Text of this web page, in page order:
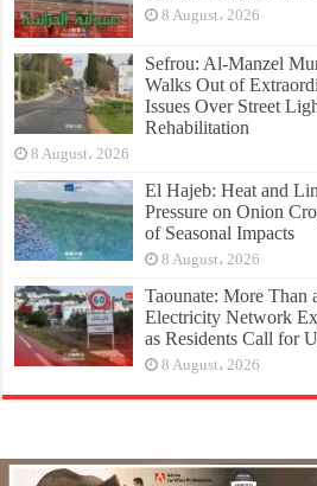
8 August، 2026
Sefrou: Al-Manzel
Walks Out of
Issues Over Street
Rehabilitation
8 August، 2026
El Hajeb: Heat and
Pressure on Onion
of Seasonal Impacts
8 August، 2026
Taounate: More Than
Electricity Network
as Residents Call for
8 August، 2026